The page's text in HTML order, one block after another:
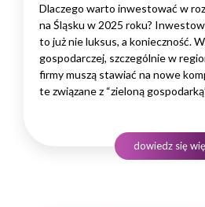
Dlaczego warto inwestować w
na Śląsku w 2025 roku?
to już nie luksus, a konieczność.
gospodarczej, szczególnie w
firmy muszą stawiać na nowe
te związane z “zieloną
do konkurowania na coraz
To strategiczna decyzja, która
dowiedz się